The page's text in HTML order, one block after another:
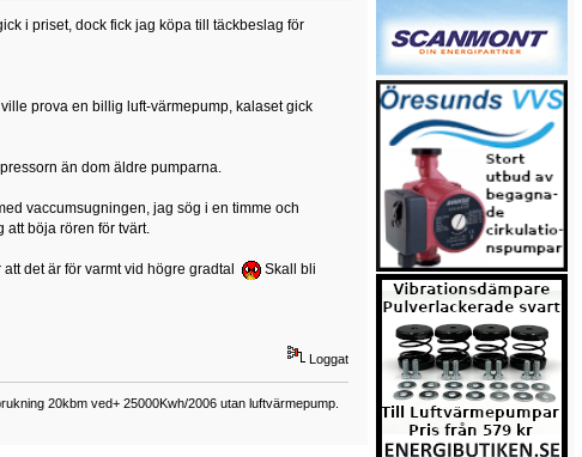
i priset, dock fick jag köpa till täckbeslag för
prova en billig luft-värmepump, kalaset gick
än dom äldre pumparna.
vaccumsugningen, jag sög i en timme och
att böja rören för tvärt.
det är för varmt vid högre gradtal
Skall bli
Loggat
20kbm ved+ 25000Kwh/2006 utan luftvärmepump.